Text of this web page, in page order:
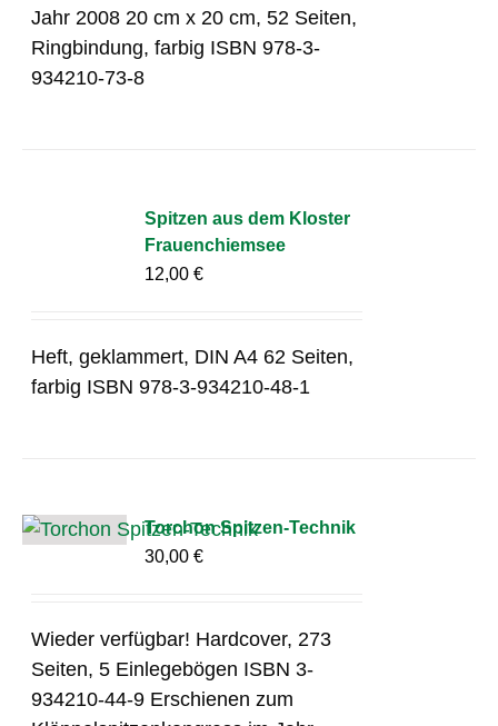
Jahr 2008 20 cm x 20 cm, 52 Seiten,
Ringbindung, farbig ISBN 978-3-
934210-73-8
Spitzen aus dem Kloster
Frauenchiemsee
12,00€
Heft, geklammert, DIN A4 62 Seiten,
farbig ISBN 978-3-934210-48-1
Torchon Spitzen-Technik
30,00€
Wieder verfügbar! Hardcover, 273
Seiten, 5 Einlegebögen ISBN 3-
934210-44-9 Erschienen zum